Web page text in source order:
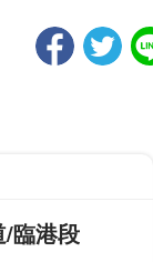
臨港段